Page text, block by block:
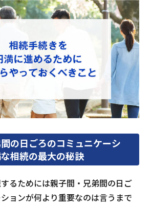
の日ごろのコミュニケーシ
相続の最大の秘訣
るためには親子間・兄弟間の日ご
ョンが何より重要なのは言うまで